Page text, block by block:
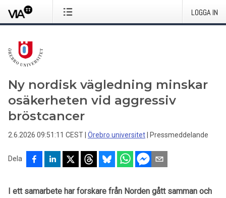
LOGGA IN
Ny nordisk vägledning minskar
osäkerheten vid aggressiv
bröstcancer
2.6.2026 09:51:11 CEST Örebro universitet Pressmeddelande
Dela
I ett samarbete har forskare från Norden gått samman och